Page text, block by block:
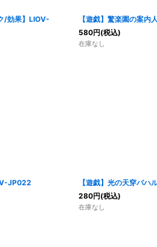
/効果】LIOV-
【遊戯】驚楽園の案
580円(税込)
在庫なし
JP022
【遊戯】光の天穿バ
280円(税込)
在庫なし